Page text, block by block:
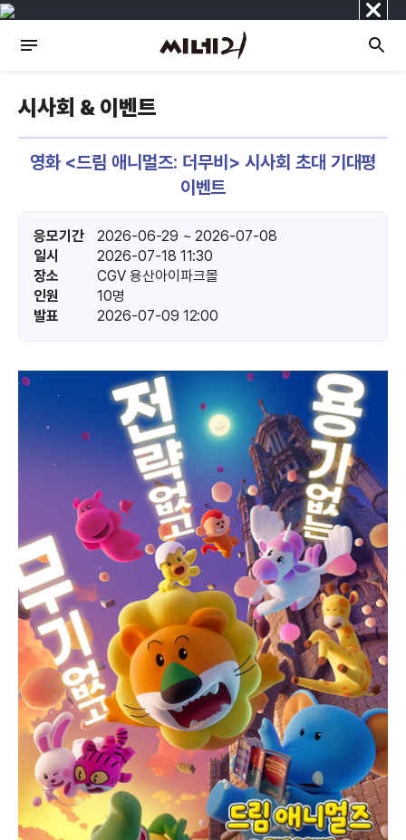
닫
기
시사회 & 이벤트
영화 <드림 애니멀즈: 더무비> 시사회 초대 기대평
이벤트
응모기간
2026-06-29 ~ 2026-07-08
일시
2026-07-18 11:30
장소
CGV 용산아이파크몰
인원
10명
발표
2026-07-09 12:00